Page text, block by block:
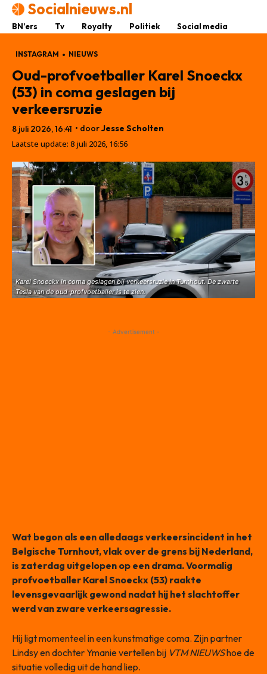
Socialnieuws.nl
BN’ers Tv Royalty Politiek Social media
INSTAGRAM NIEUWS
Oud-profvoetballer Karel Snoeckx
(53) in coma geslagen bij
verkeersruzie
8 juli 2026, 16:41 • doorJesse Scholten
Laatste update: 8 juli 2026, 16:56
Karel Snoeckx in coma geslagen bij verkeersruzie in Turnhout. De zwarte
Tesla van de oud-profvoetballer is te zien.
- Advertisement -
Wat begon als een alledaags verkeersincident in het
Belgische Turnhout, vlak over de grens bij Nederland,
is zaterdag uitgelopen op een drama. Voormalig
profvoetballer Karel Snoeckx (53) raakte
levensgevaarlijk gewond nadat hij het slachtoffer
werd van zware verkeersagressie.
Hij ligt momenteel in een kunstmatige coma. Zijn partner
Lindsy en dochter Ymanie vertellen bij VTM NIEUWShoe de
situatie volledig uit de hand liep.